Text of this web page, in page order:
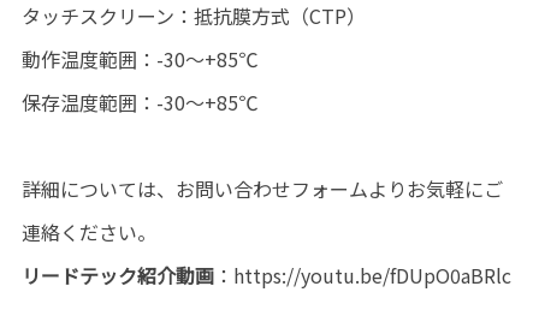
タッチスクリーン：抵抗膜方式（CTP）
動作温度範囲：-30～+85℃
保存温度範囲：-30～+85℃
詳細については、お問い合わせフォームよりお気軽にご
連絡ください。
リードテック紹介動画 ： https://youtu.be/fDUpO0aBRlc